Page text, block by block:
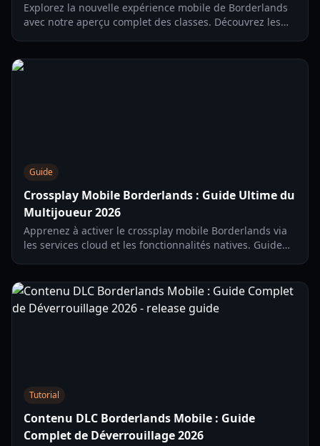
Explorez la nouvelle expérience mobile de Borderlands
avec notre aperçu complet des classes. Découvrez les
Guide
Crossplay Mobile Borderlands : Guide Ultime du
Multijoueur 2026
Apprenez à activer le crossplay mobile Borderlands via
les services cloud et les fonctionnalités natives. Guide
Tutorial
Contenu DLC Borderlands Mobile : Guide
Complet de Déverrouillage 2026